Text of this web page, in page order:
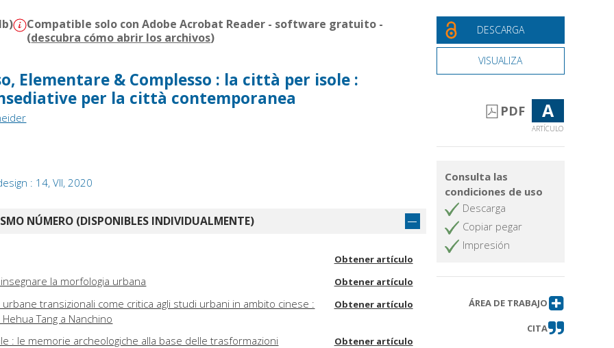
Compatible solo con Adobe Acrobat Reader - software gratuito -
(descubra cómo abrir los archivos)
Elementare & Complesso : la città per isole :
per la città contemporanea
: 14, VII, 2020
NÚMERO (DISPONIBLES INDIVIDUALMENTE)
Obtener artículo
la morfologia urbana Obtener artículo
transizionali come critica agli studi urbani in ambito cinese :
Tang a Nanchino
Obtener artículo
: le memorie archeologiche alla base delle trasformazioni
Obtener artículo
DESCARGA
VISUALIZA
PDF A
ARTÍCULO
Consulta las
condiciones de uso
Descarga
Copiar pegar
Impresión
ÁREA DE TRABAJO
CITA